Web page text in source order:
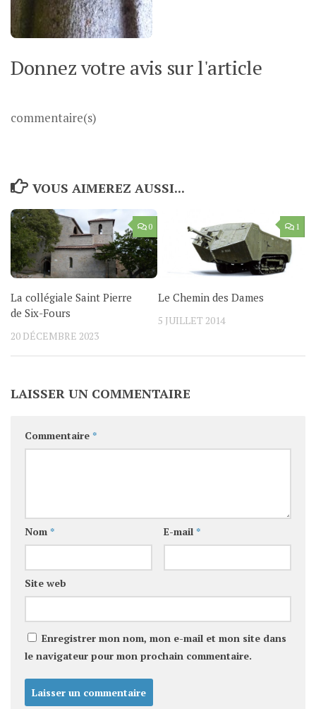
Donnez votre avis sur l'article
commentaire(s)
VOUS AIMEREZ AUSSI...
0
La collégiale Saint Pierre
de Six-Fours
20 DÉCEMBRE 2023
1
Le Chemin des Dames
5 JUILLET 2014
LAISSER UN COMMENTAIRE
Commentaire *
Nom * E-mail *
Site web
Enregistrer mon nom, mon e-mail et mon site dans
le navigateur pour mon prochain commentaire.